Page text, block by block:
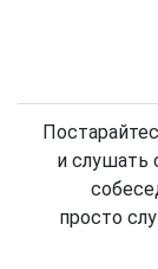
и слушать
просто